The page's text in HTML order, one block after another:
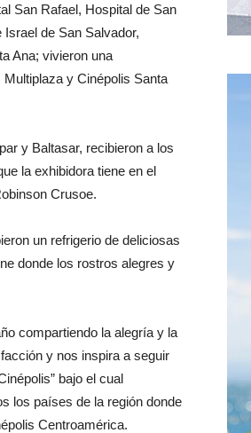
San Rafael, Hospital de San
de San Salvador,
Ana; vivieron una
y Cinépolis Santa
y Baltasar, recibieron a los
la exhibidora tiene en el
Crusoe.
un refrigerio de deliciosas
donde los rostros alegres y
compartiendo la alegría y la
y nos inspira a seguir
bajo el cual
los países de la región donde
Centroamérica.